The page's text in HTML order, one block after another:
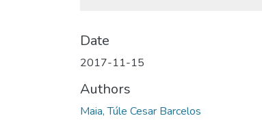
Date
2017-11-15
Authors
Maia, Túle Cesar Barcelos